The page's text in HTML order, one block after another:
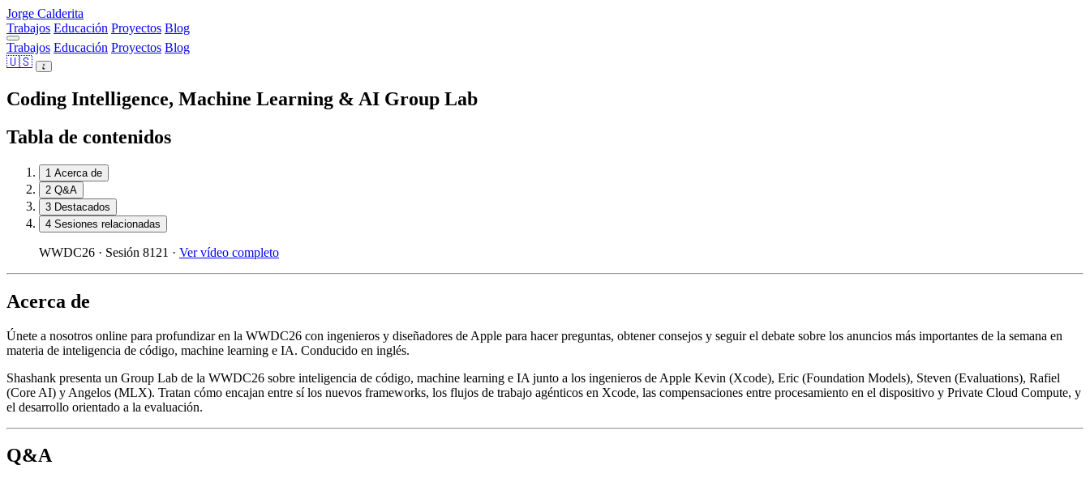
Jorge Calderita
Trabajos Educación Proyectos Blog
Trabajos Educación Proyectos Blog
🇺🇸
Coding Intelligence, Machine Learning & AI Group Lab
Tabla de contenidos
1 Acerca de
2 Q&A
3 Destacados
4 Sesiones relacionadas
WWDC26 · Sesión 8121 · Ver vídeo completo
Acerca de
Únete a nosotros online para profundizar en la WWDC26 con ingenieros y diseñadores de Apple para hacer preguntas, obtener consejos y seguir el debate sobre los anuncios más importantes de la semana en
materia de inteligencia de código, machine learning e IA. Conducido en inglés.
Shashank presenta un Group Lab de la WWDC26 sobre inteligencia de código, machine learning e IA junto a los ingenieros de Apple Kevin (Xcode), Eric (Foundation Models), Steven (Evaluations), Rafiel
(Core AI) y Angelos (MLX). Tratan cómo encajan entre sí los nuevos frameworks, los flujos de trabajo agénticos en Xcode, las compensaciones entre procesamiento en el dispositivo y Private Cloud Compute, y
el desarrollo orientado a la evaluación.
Q&A